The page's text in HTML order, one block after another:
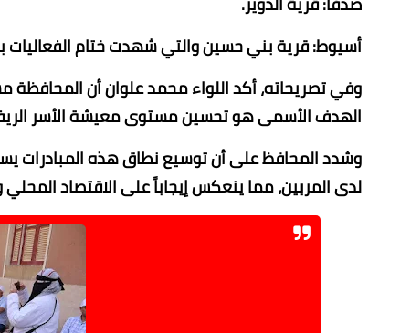
​أسيوط: قرية بني حسين والتي شهدت ختام الفعاليات بعلاج 595 رأس
​وفي تصريحاته، أكد اللواء محمد علوان أن المحافظة
الهدف الأسمى هو تحسين مستوى معيشة الأسر
​وشدد المحافظ على أن توسيع نطاق هذه المبادرات
لدى المربين، مما ينعكس إيجاباً على الاقتصاد المحلي